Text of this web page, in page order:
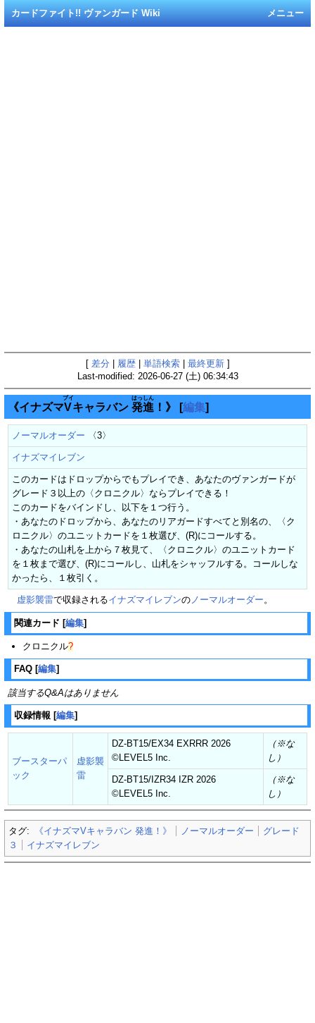
メニュー
カードファイト!! ヴァンガード Wiki
[ 差分 履歴| 単語検索| 最終更新]
Last-modified: 2026-06-27 (土) 06:34:43
《イナズマV
ブイ
キャラバン 発
はっ
進
しん
！》 [編集]
ノーマルオーダー 〈3〉
イナズマイレブン
このカードはドロップからでもプレイでき、あなたのヴァンガードが
グレード３以上の〈クロニクル〉ならプレイできる！
このカードをバインドし、以下を１つ行う。
・あなたのドロップから、あなたのリアガードすべてと別名の、〈ク
ロニクル〉のユニットカードを１枚選び、(R)にコールする。
・あなたの山札を上から７枚見て、〈クロニクル〉のユニットカード
を１枚まで選び、(R)にコールし、山札をシャッフルする。コールしな
かったら、１枚引く。
虚影襲雷で収録されるイナズマイレブンのノーマルオーダー。
関連カード [編集]
クロニクル?
FAQ [編集]
該当するQ&Aはありません
収録情報 [編集]
ブースターパ
ック
虚影襲
雷
DZ-BT15/EX34 EXRRR 2026
©︎LEVEL5 Inc.
（※な
し）
DZ-BT15/IZR34 IZR 2026
©︎LEVEL5 Inc.
（※な
し）
タグ: 《イナズマVキャラバン 発進！》 ノーマルオーダー
グレード
３
イナズマイレブン